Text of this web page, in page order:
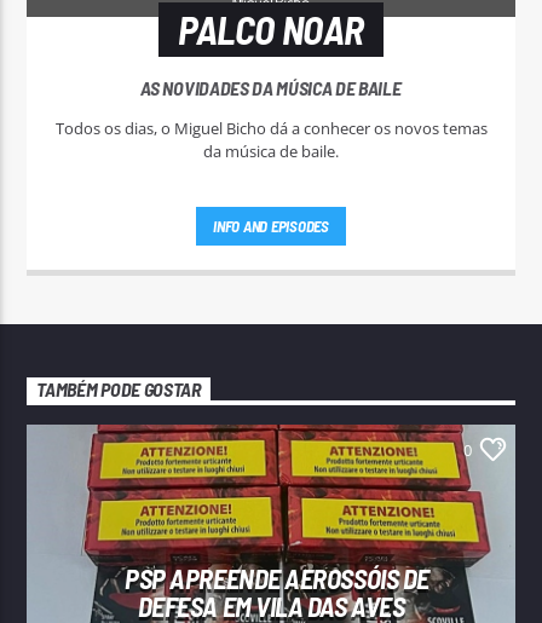
PALCO NOAR
AS NOVIDADES DA MÚSICA DE BAILE
Todos os dias, o Miguel Bicho dá a conhecer os novos temas
da música de baile.
INFO AND EPISODES
TAMBÉM PODE GOSTAR
0
PSP APREENDE AEROSSÓIS DE
DEFESA EM VILA DAS AVES